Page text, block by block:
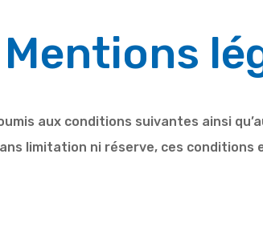
Mentions
aux conditions suivantes ainsi
limitation ni réserve, ces conditions